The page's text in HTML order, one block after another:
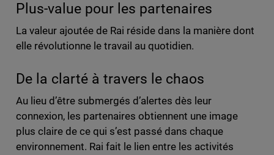
Plus-value pour les partenaires
La valeur ajoutée de Rai réside dans la manière dont
elle révolutionne le travail au quotidien.
De la clarté à travers le chaos
Au lieu d’être submergés d’alertes dès leur
connexion, les partenaires obtiennent une image
plus claire de ce qui s’est passé dans chaque
environnement. Rai fait le lien entre les activités